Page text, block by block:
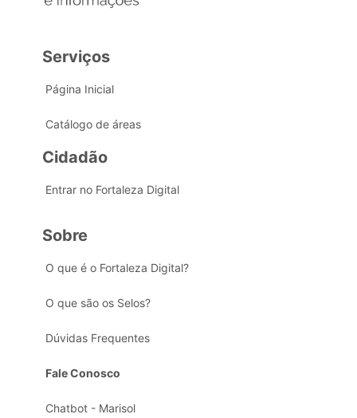
Serviços
Página Inicial
Catálogo de áreas
Cidadão
Entrar no Fortaleza Digital
Sobre
O que é o Fortaleza Digital?
O que são os Selos?
Dúvidas Frequentes
Fale Conosco
Chatbot - Marisol